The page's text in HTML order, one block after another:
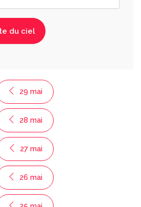
29 mai
28 mai
27 mai
26 mai